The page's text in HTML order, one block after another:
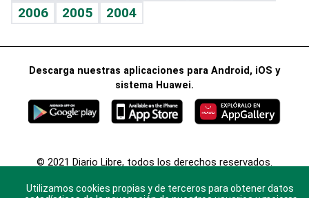
Sin complejos
En pocas palabras
Escuchando al corazón
Economía Personal
2006
2005 2004
Descarga nuestras aplicaciones para Android, iOS y
sistema Huawei.
© 2021 Diario Libre, todos los derechos reservados.
nosotros y conoce más sobre Diario Libre
Utilizamos cookies propias y de terceros para obtener datos